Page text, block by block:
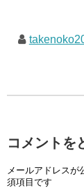
コメントを
メールアドレスが
須項目です